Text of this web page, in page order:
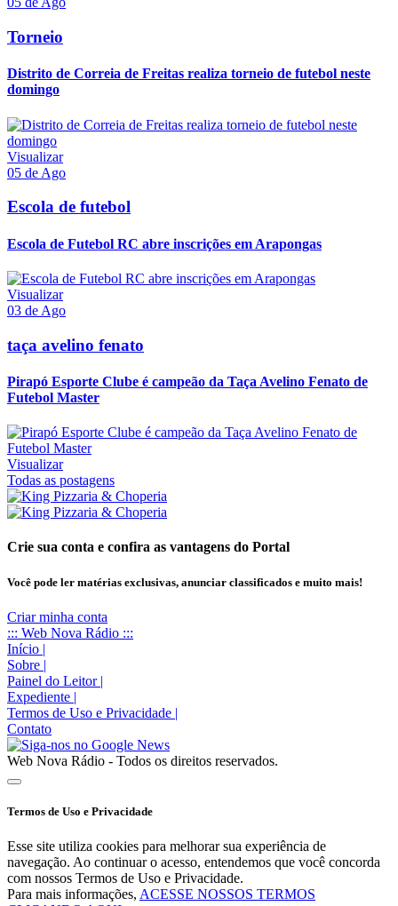
Torneio
Distrito de Correia de Freitas realiza torneio de futebol neste
domingo
Visualizar
05 de Ago
Escola de futebol
Escola de Futebol RC abre inscrições em Arapongas
Visualizar
03 de Ago
taça avelino fenato
Pirapó Esporte Clube é campeão da Taça Avelino Fenato de
Futebol Master
Visualizar
Todas as postagens
Crie sua conta e confira as vantagens do Portal
Você pode ler matérias exclusivas, anunciar classificados e muito mais!
Criar minha conta
::: Web Nova Rádio :::
Início |
Sobre |
Painel do Leitor |
Expediente |
Termos de Uso e Privacidade |
Contato
Web Nova Rádio - Todos os direitos reservados.
Termos de Uso e Privacidade
Esse site utiliza cookies para melhorar sua experiência de
navegação. Ao continuar o acesso, entendemos que você concorda
com nossos Termos de Uso e Privacidade.
Para mais informações, ACESSE NOSSOS TERMOS